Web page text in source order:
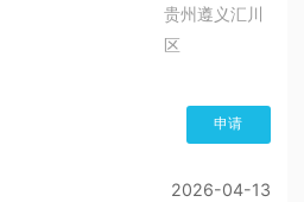
贵州遵义汇川
区
申请
2026-04-13